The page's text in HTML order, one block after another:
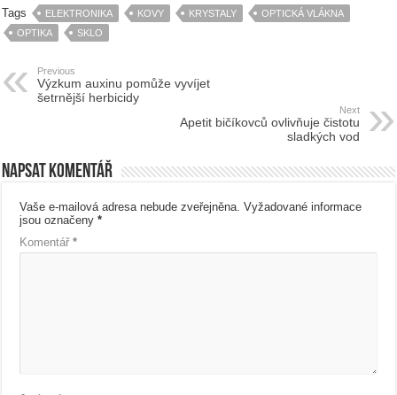
Tags ELEKTRONIKA KOVY KRYSTALY
OPTICKÁ VLÁKNA
OPTIKA
SKLO
Previous
Výzkum auxinu pomůže vyvíjet
šetrnější herbicidy
Next
Apetit bičíkovců ovlivňuje čistotu
sladkých vod
Napsat komentář
Vaše e-mailová adresa nebude zveřejněna. Vyžadované informace
jsou označeny*
Komentář*